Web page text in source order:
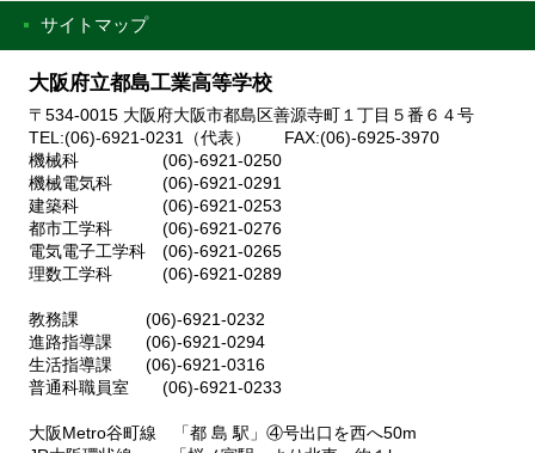
サイトマップ
大阪府立都島工業高等学校
〒534-0015 大阪府大阪市都島区善源寺町１丁目５番６４号
TEL:(06)-6921-0231（代表） FAX:(06)-6925-3970
機械科 (06)-6921-0250
機械電気科 (06)-6921-0291
建築科 (06)-6921-0253
都市工学科 (06)-6921-0276
電気電子工学科 (06)-6921-0265
理数工学科 (06)-6921-0289
教務課 (06)-6921-0232
進路指導課 (06)-6921-0294
生活指導課 (06)-6921-0316
普通科職員室 (06)-6921-0233
大阪Metro谷町線 「都 島 駅」④号出口を西へ50m